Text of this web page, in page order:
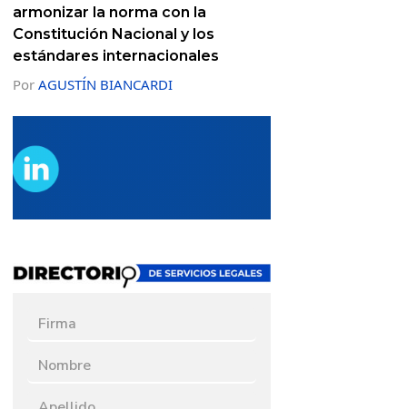
armonizar la norma con la
Constitución Nacional y los
estándares internacionales
Por AGUSTÍN BIANCARDI